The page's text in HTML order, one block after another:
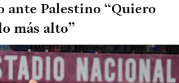
ante Palestino “Quiero
más alto”